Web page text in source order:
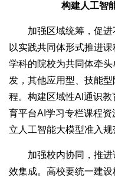
构建人工智
加强区域统筹，促进
以实践共同体形式推进
学科的院校为共同体牵
发，其他应用型、技能
程。构建区域性AI通识
育平台AI学习专栏课程
立人工智能大模型准入规
加强校内协同，推进
效集成。高校要统一建